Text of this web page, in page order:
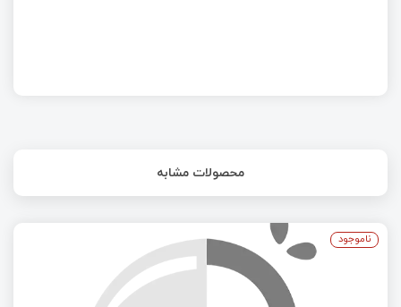
محصولات مشابه
ناموجود